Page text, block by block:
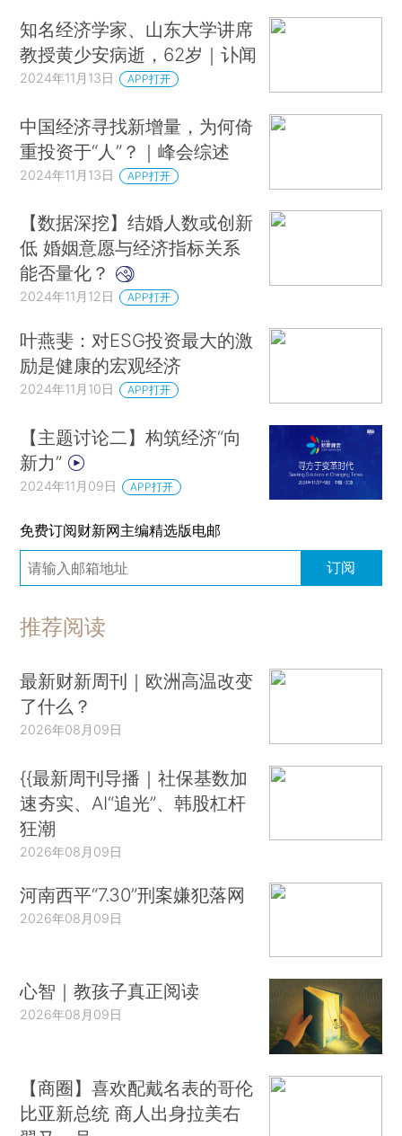
知名经济学家、山东大学讲席
教授黄少安病逝，62岁｜讣闻
2024年11月13日 APP打开
中国经济寻找新增量，为何倚
重投资于“人”？｜峰会综述
2024年11月13日 APP打开
【数据深挖】结婚人数或创新
低 婚姻意愿与经济指标关系
能否量化？
2024年11月12日 APP打开
叶燕斐：对ESG投资最大的激
励是健康的宏观经济
2024年11月10日 APP打开
【主题讨论二】构筑经济“向
新力”
2024年11月09日 APP打开
免费订阅财新网主编精选版电邮
订阅
推荐阅读
最新财新周刊｜欧洲高温改变
了什么？
2026年08月09日
{{最新周刊导播｜社保基数加
速夯实、AI“追光”、韩股杠杆
狂潮
2026年08月09日
河南西平“7.30”刑案嫌犯落网
2026年08月09日
心智｜教孩子真正阅读
2026年08月09日
【商圈】喜欢配戴名表的哥伦
比亚新总统 商人出身拉美右